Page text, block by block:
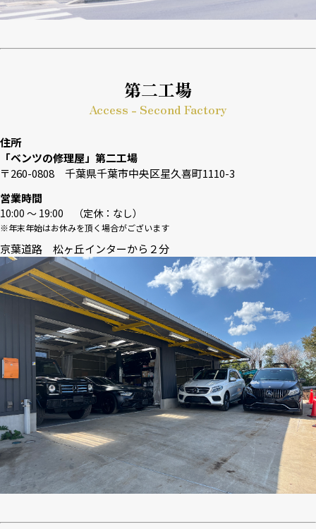
第二工場
Access - Second Factory
住所
「ベンツの修理屋」第二工場
〒260-0808 千葉県千葉市中央区星久喜町1110-3
営業時間
10:00 〜 19:00 （定休：なし）
※年末年始はお休みを頂く場合がございます
京葉道路 松ヶ丘インターから２分